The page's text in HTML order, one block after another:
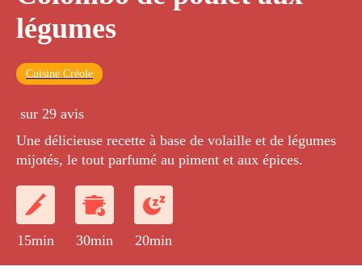
légumes
Cuisine Créole
sur 29 avis
Une délicieuse recette à base de volaille et de légumes
mijotés, le tout parfumé au piment et aux épices.
15min 30min 20min